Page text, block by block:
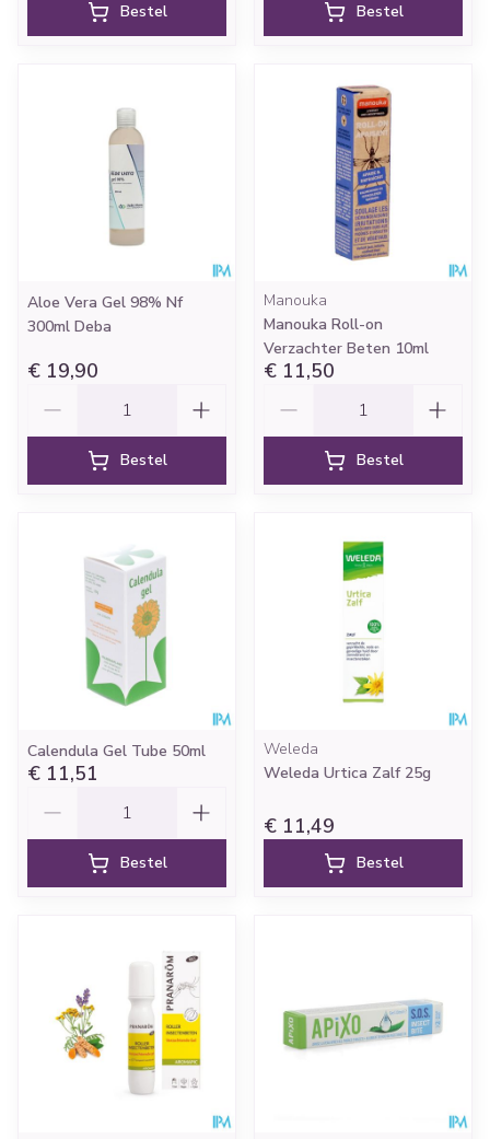
Bestel Bestel
Aloe Vera Gel 98% Nf
300ml Deba
€ 19,90
Bestel
Manouka
Manouka Roll-on
Verzachter Beten 10ml
€ 11,50
Bestel
Calendula Gel Tube 50ml
€ 11,51
Bestel
Weleda
Weleda Urtica Zalf 25g
€ 11,49
Bestel